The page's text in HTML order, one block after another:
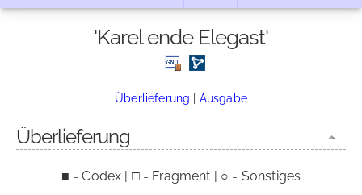
'Karel ende Elegast'
Überlieferung | Ausgabe
Überlieferung
■ = Codex | □ = Fragment | ○ = Sonstiges